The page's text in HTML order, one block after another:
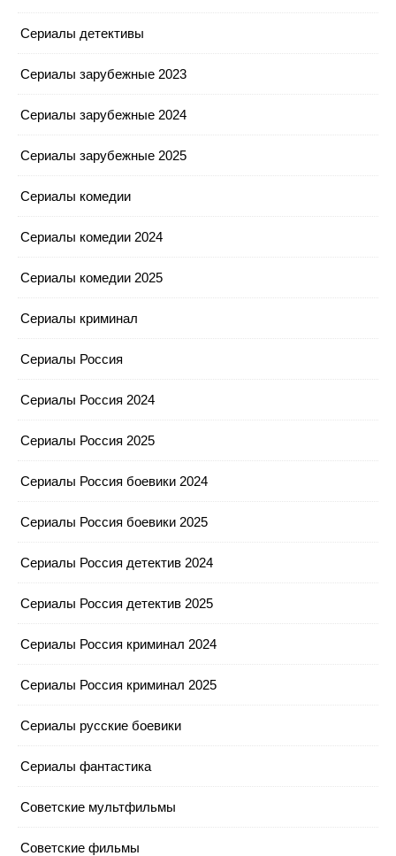
Сериалы детективы
Сериалы зарубежные 2023
Сериалы зарубежные 2024
Сериалы зарубежные 2025
Сериалы комедии
Сериалы комедии 2024
Сериалы комедии 2025
Сериалы криминал
Сериалы Россия
Сериалы Россия 2024
Сериалы Россия 2025
Сериалы Россия боевики 2024
Сериалы Россия боевики 2025
Сериалы Россия детектив 2024
Сериалы Россия детектив 2025
Сериалы Россия криминал 2024
Сериалы Россия криминал 2025
Сериалы русские боевики
Сериалы фантастика
Советские мультфильмы
Советские фильмы